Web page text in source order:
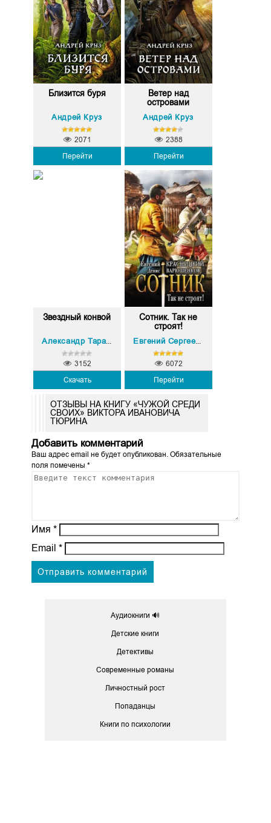
Близится буря
Андрей Круз
Перейти
2071
Ветер над
островами
Андрей Круз
Перейти
2388
Звездный конвой
Юрий Тарарев
Скачать
3152
Сотник. Так не
строят!
Евгений Сергеевич Красницкий
Перейти
6072
ОТЗЫВЫ НА КНИГУ «ЧУЖОЙ СРЕДИ
СВОИХ» ВИКТОРА ИВАНОВИЧА
ТЮРИНА
Добавить комментарий
Ваш адрес email не будет опубликован.Обязательные
поля помечены *
Имя *
Email *
Аудиокниги 🔊
Детские книги
Детективы
Современные романы
Личностный рост
Попаданцы
Книги по психологии